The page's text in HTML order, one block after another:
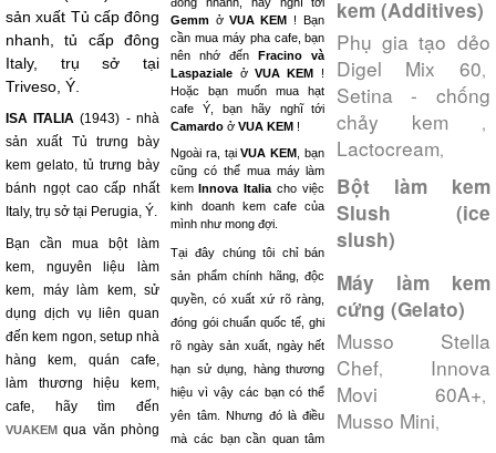
sản xuất Tủ cấp đông
nhanh, tủ cấp đông
Italy, trụ sở tại
Triveso, Ý.
ISA ITALIA (1943) - nhà
sản xuất Tủ trưng bày
kem gelato, tủ trưng bày
bánh ngọt cao cấp nhất
Italy, trụ sở tại Perugia, Ý.
Bạn cần mua bột làm
kem, nguyên liệu làm
kem, máy làm kem, sử
dụng dịch vụ liên quan
đến kem ngon, setup nhà
hàng kem, quán cafe,
làm thương hiệu kem,
cafe, hãy tìm đến
VUAKEM qua văn phòng
Gemm ởVUA KEM
! Bạn
cần mua máy pha cafe, bạn
nên nhớ đến
Fracino và
Laspaziale ởVUA KEM
!
Hoặc bạn muốn mua hạt
cafe Ý, bạn hãy nghĩ tới
Camardo ởVUA KEM !
Ngoài ra, tạiVUA KEM
, bạn
cũng có thể mua máy làm
kem Innova Italia cho việc
kinh doanh kem cafe của
mình như mong đợi.
Tại đây chúng tôi chỉ bán
sản phẩm chính hãng, độc
quyền, có xuất xứ rõ ràng,
đóng gói chuẩn quốc tế, ghi
rõ ngày sản xuất, ngày hết
hạn sử dụng, hàng thương
hiệu vì vậy các bạn có thể
yên tâm. Nhưng đó là điều
mà các bạn cần quan tâm
kem (Additives)
Phụ gia tạo dẻo
Digel Mix 60,
Setina - chống
chảy kem
,
Lactocream,
Bột làm kem
Slush (ice
slush)
Máy làm kem
cứng (Gelato)
Musso Stella
Chef, Innova
Movi 60A+,
Musso Mini,